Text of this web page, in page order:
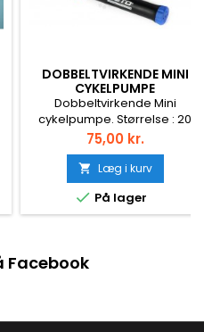
DOBBELTVIRKENDE MINI
CYKELPUMPE
Dobbeltvirkende Mini
cykelpumpe. Størrelse : 20
cm. Pumper både når man
trykker &amp; trækker.
Beslag til pumpe medfølger.
Placeres under
dunkholderen. Kan også
benyttes som boldpumpe.
Pris
75,00 kr.
 Læg i kurv
 På lager
Facebook